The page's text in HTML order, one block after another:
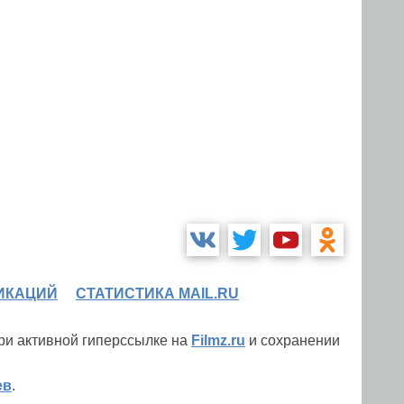
СТАТИСТИКА MAIL.RU
активной гиперссылке на Filmz.ru и сохранении
.